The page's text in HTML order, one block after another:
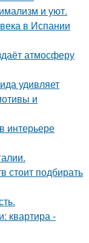
и уют.
в Испании
атмосферу
удивляет
и
интерьере
стоит подбирать
квартира -